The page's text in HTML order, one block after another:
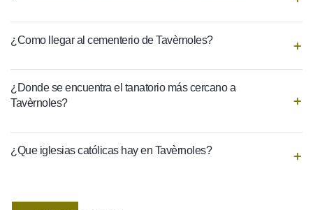
¿Como llegar al cementerio de Tavèrnoles?
¿Donde se encuentra el tanatorio más cercano a
Tavèrnoles?
¿Que iglesias católicas hay en Tavèrnoles?